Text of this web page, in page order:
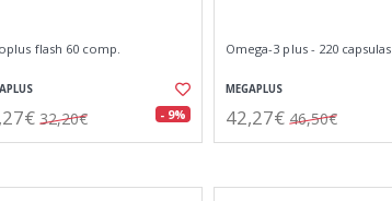
flash 60 comp.
32,20€ - 9%
Omega-3 plus - 220 capsulas
MEGAPLUS
42,27€ 46,50€